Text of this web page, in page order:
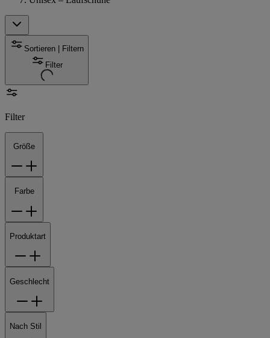
Sortieren | Filtern
Filter
Filter
Größe
Farbe
Produktart
Geschlecht
Nach Stil